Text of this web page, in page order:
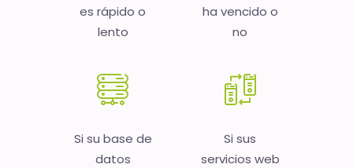
es rápido o
lento
ha vencido o
no
Si su base de
datos
Si sus
servicios web